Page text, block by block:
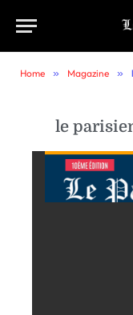
Home » Magazine »
le